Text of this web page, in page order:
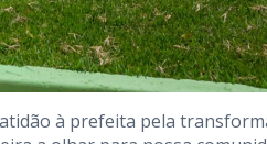
à prefeita pela